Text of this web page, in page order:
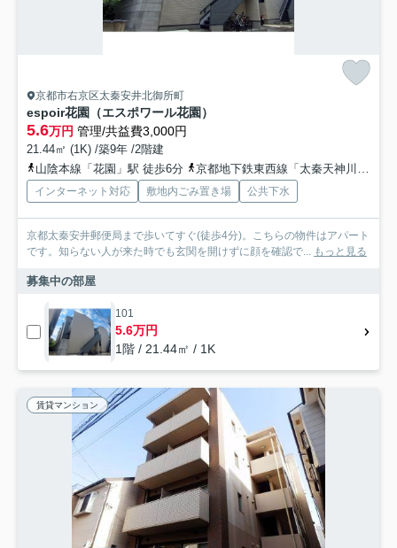
京都市右京区太秦安井北御所町
espoir花園（エスポワール花園）
5.6万円 管理/共益費3,000円
21.44㎡ (1K) /築9年 /2階建
山陰本線「花園」駅 徒歩6分
京都地下鉄東西線「太秦天神川」駅 徒歩12分
インターネット対応 敷地内ごみ置き場 公共下水
京都太秦安井郵便局まで歩いてすぐ(徒歩4分)。こちらの物件はアパート
です。知らない人が来た時でも玄関を開けずに顔を確認で... もっと見る
募集中の部屋
101
5.6万円
1階 / 21.44㎡ / 1K
賃貸マンション